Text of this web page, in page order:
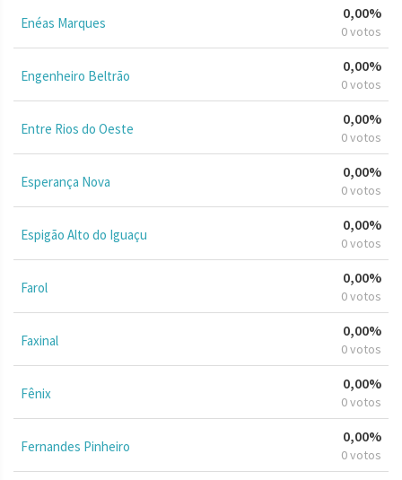
Enéas Marques
0,00%
0 votos
Engenheiro Beltrão
0,00%
0 votos
Entre Rios do Oeste
0,00%
0 votos
Esperança Nova
0,00%
0 votos
Espigão Alto do Iguaçu
0,00%
0 votos
Farol
0,00%
0 votos
Faxinal
0,00%
0 votos
Fênix
0,00%
0 votos
Fernandes Pinheiro
0,00%
0 votos